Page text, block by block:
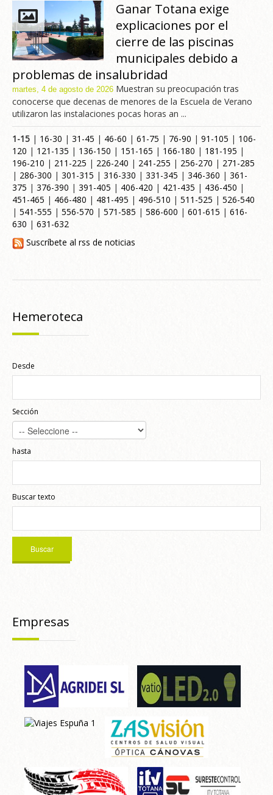
Ganar Totana exige
explicaciones por el
cierre de las piscinas
municipales debido a
problemas de insalubridad
martes, 4 de agosto de 2026 Muestran su preocupación tras
conocerse que decenas de menores de la Escuela de Verano
utilizaron las instalaciones pocas horas an ...
1-15 | 16-30 | 31-45 | 46-60 | 61-75 | 76-90 | 91-105 | 106-
120 | 121-135 | 136-150 | 151-165 | 166-180 | 181-195 |
196-210 | 211-225 | 226-240 | 241-255 | 256-270 | 271-285
| 286-300 | 301-315 | 316-330 | 331-345 | 346-360 | 361-
375 | 376-390 | 391-405 | 406-420 | 421-435 | 436-450 |
451-465 | 466-480 | 481-495 | 496-510 | 511-525 | 526-540
| 541-555 | 556-570 | 571-585 | 586-600 | 601-615 | 616-
630 | 631-632
Suscríbete al rss de noticias
Hemeroteca
Desde
Sección
hasta
Buscar texto
Empresas